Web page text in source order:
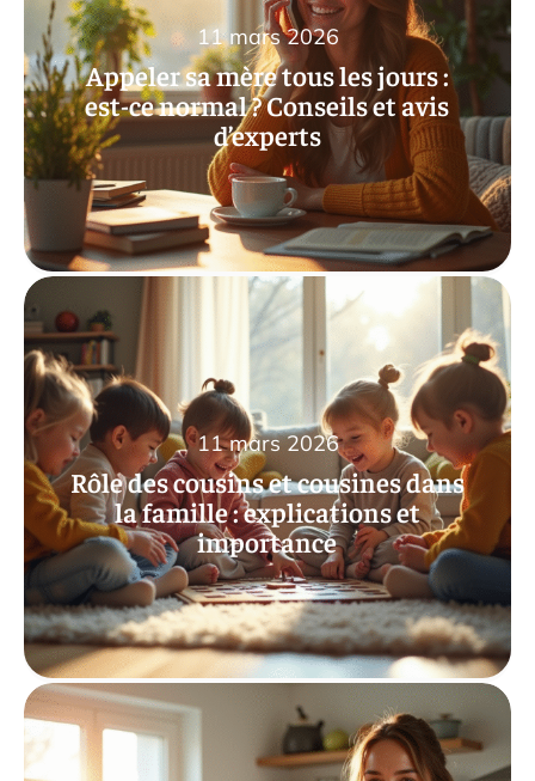
Appeler sa mère tous les jours :
est-ce normal ? Conseils et avis
d’experts
11 mars 2026
Rôle des cousins et cousines dans
la famille : explications et
importance
11 mars 2026